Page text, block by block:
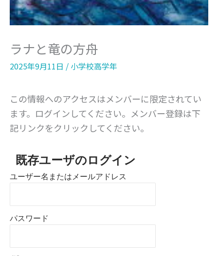
ラナと竜の方舟
2025年9月11日 / 小学校高学年
この情報へのアクセスはメンバーに限定されてい
ます。ログインしてください。メンバー登録は下
記リンクをクリックしてください。
既存ユーザのログイン
ユーザー名またはメールアドレス
パスワード